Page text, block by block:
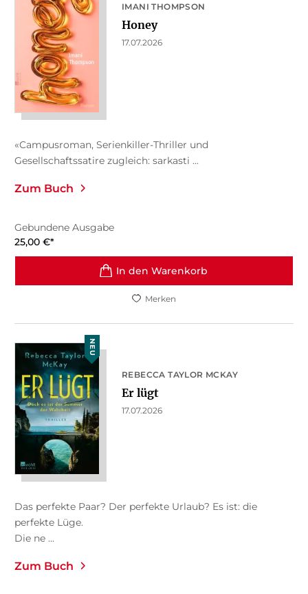
IMANI THOMPSON
Honey
17.07.2026
«Campusroman, Serienkiller-Thriller und
Gesellschaftssatire zugleich: sarkasti ...
Zum Buch
Gebundene Ausgabe
25,00 €*
In den Warenkorb
Merken
NEU
REBECCA TAYLOR MCKAY
Er lügt
17.07.2026
Das perfekte Paar? Der perfekte Urlaub? Es ist: die
perfekte Lüge.
Die ne ...
Zum Buch